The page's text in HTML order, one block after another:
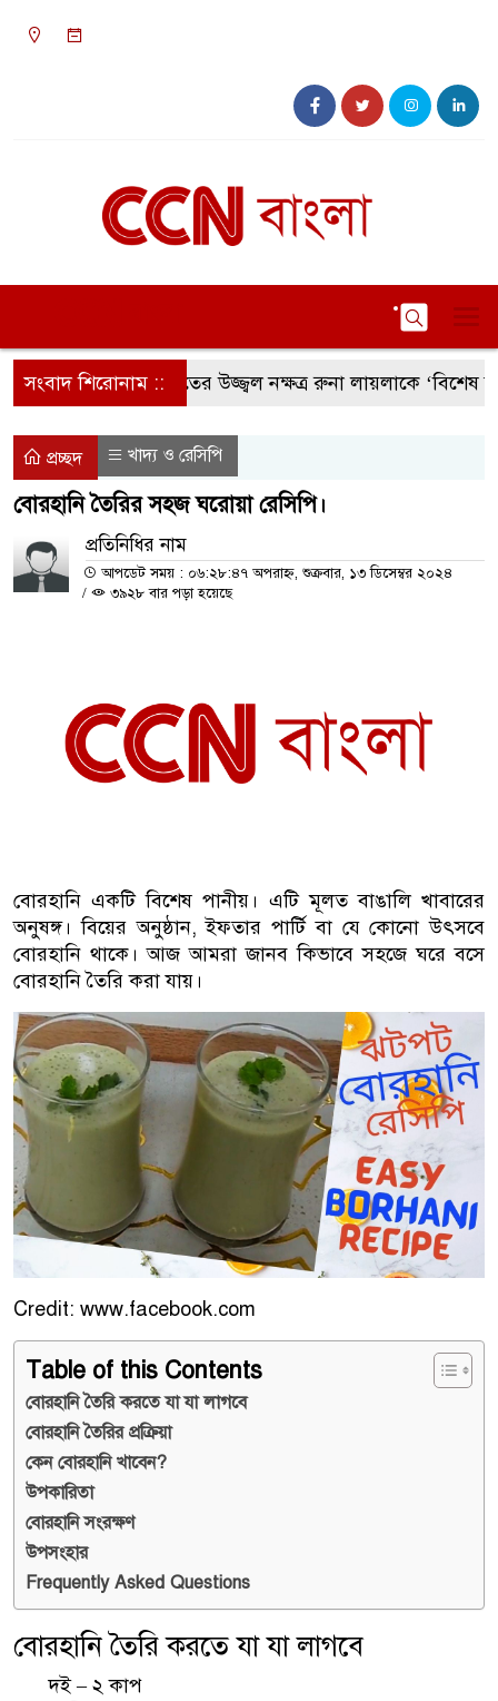
সংবাদ শিরোনাম ::সংগীতের উজ্জ্বল নক্ষত্র রুনা লায়লাকে ‘বিশেষ
প্রচ্ছদ খাদ্য ও রেসিপি
বোরহানি তৈরির সহজ ঘরোয়া রেসিপি।
প্রতিনিধির নাম
আপডেট সময় : ০৬:২৮:৪৭ অপরাহ্ন, শুক্রবার, ১৩ ডিসেম্বর ২০২৪
/
৩৯২৮ বার পড়া হয়েছে
বোরহানি একটি বিশেষ পানীয়। এটি মূলত বাঙালি খাবারের
অনুষঙ্গ। বিয়ের অনুষ্ঠান, ইফতার পার্টি বা যে কোনো উৎসবে
বোরহানি থাকে। আজ আমরা জানব কিভাবে সহজে ঘরে বসে
বোরহানি তৈরি করা যায়।
Credit: www.facebook.com
Table of this Contents
বোরহানি তৈরি করতে যা যা লাগবে
বোরহানি তৈরির প্রক্রিয়া
কেন বোরহানি খাবেন?
উপকারিতা
বোরহানি সংরক্ষণ
উপসংহার
Frequently Asked Questions
বোরহানি তৈরি করতে যা যা লাগবে
দই – ২ কাপ